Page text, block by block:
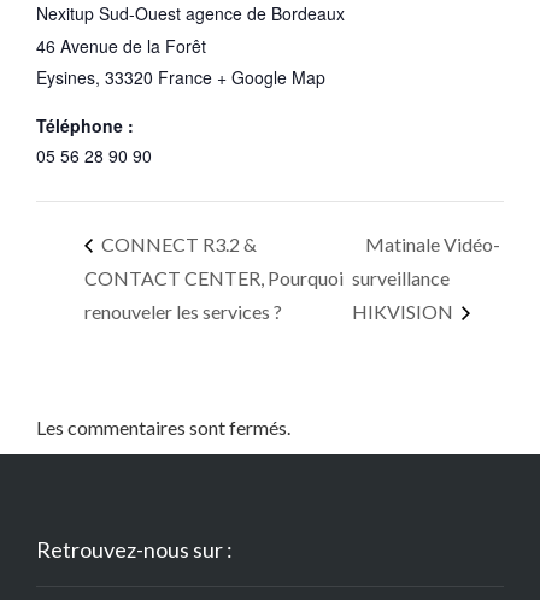
Nexitup Sud-Ouest agence de Bordeaux
46 Avenue de la Forêt
Eysines, 33320 France + Google Map
Téléphone :
05 56 28 90 90
CONNECT R3.2 &
CONTACT CENTER, Pourquoi
renouveler les services ?
Matinale Vidéo-
surveillance
HIKVISION
Les commentaires sont fermés.
Retrouvez-nous sur :